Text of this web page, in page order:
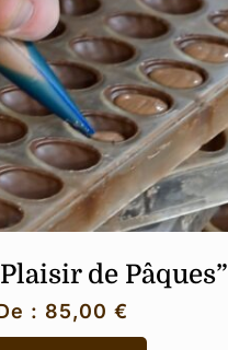
de Pâques”
: 85,00€